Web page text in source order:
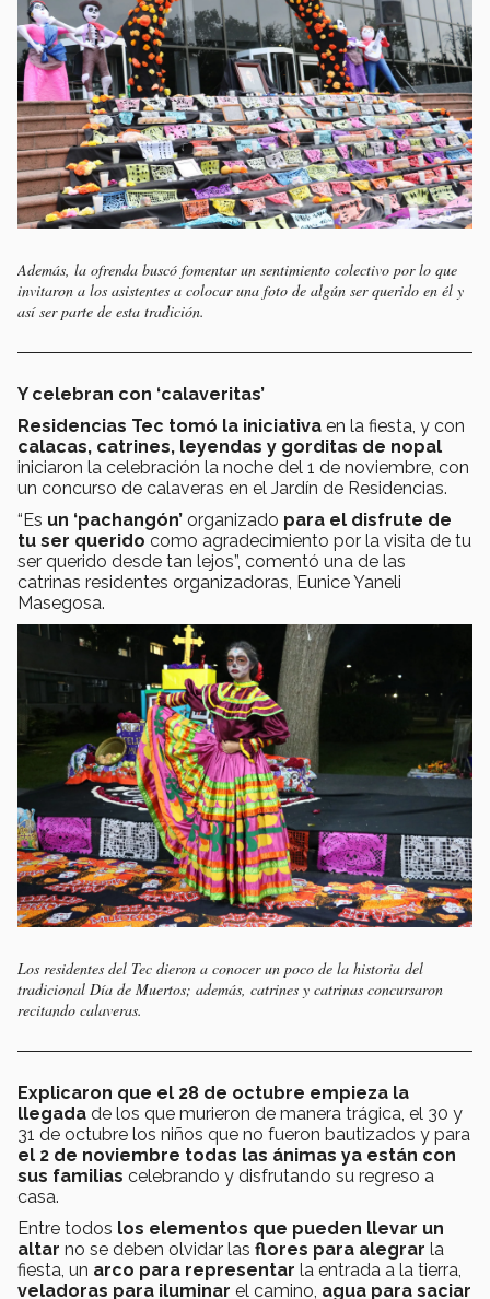
Además, la ofrenda buscó fomentar un sentimiento colectivo por lo que
invitaron a los asistentes a colocar una foto de algún ser querido en él y
así ser parte de esta tradición.
Y celebran con ‘calaveritas’
Residencias Tec tomó la iniciativa en la fiesta, y con
calacas, catrines, leyendas y gorditas de nopal
iniciaron la celebración la noche del 1 de noviembre, con
un concurso de calaveras en el Jardín de Residencias.
“Es un ‘pachangón’ organizado para el disfrute de
tu ser querido como agradecimiento por la visita de tu
ser querido desde tan lejos”, comentó una de las
catrinas residentes organizadoras, Eunice Yaneli
Masegosa.
Los residentes del Tec dieron a conocer un poco de la historia del
tradicional Día de Muertos; además, catrines y catrinas concursaron
recitando calaveras.
Explicaron que el 28 de octubre empieza la
llegada de los que murieron de manera trágica, el 30 y
31 de octubre los niños que no fueron bautizados y para
el 2 de noviembre todas las ánimas ya están con
sus familias celebrando y disfrutando su regreso a
casa.
Entre todos los elementos que pueden llevar un
altar no se deben olvidar las flores para alegrar la
fiesta, un arco para representar la entrada a la tierra,
veladoras para iluminar el camino, agua para saciar